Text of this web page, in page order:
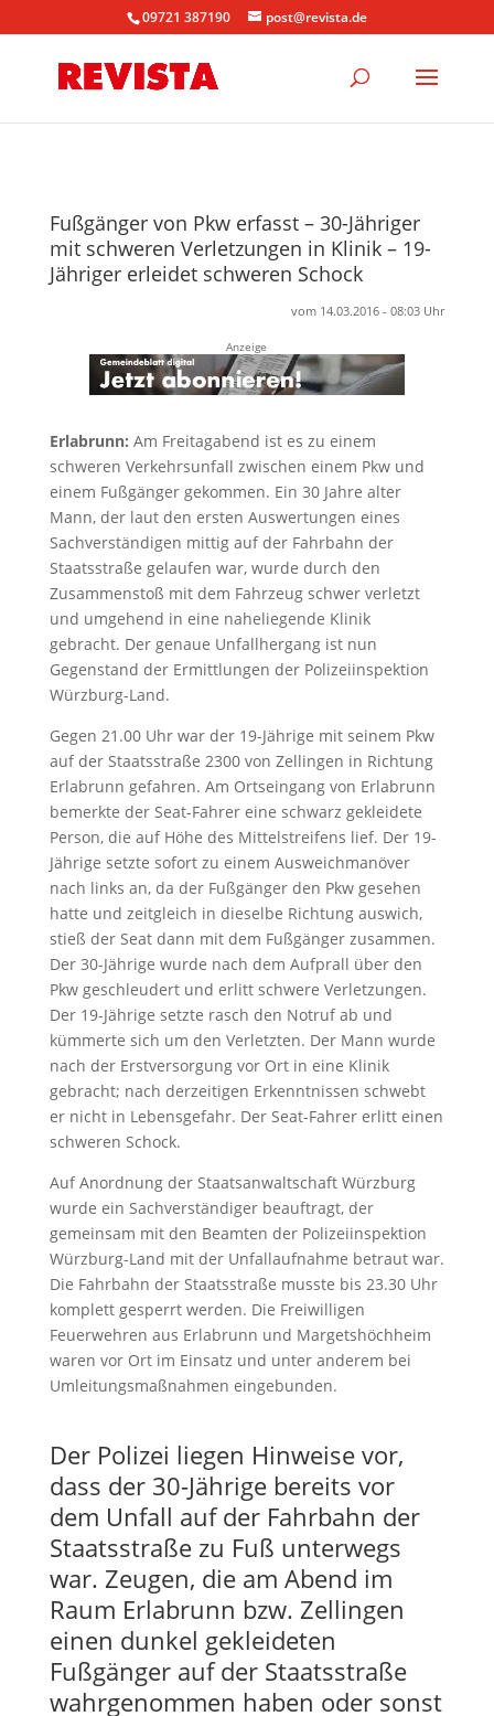
09721 387190 post@revista.de
Fußgänger von Pkw erfasst – 30-Jähriger
mit schweren Verletzungen in Klinik – 19-
Jähriger erleidet schweren Schock
vom 14.03.2016 - 08:03 Uhr
Anzeige
Erlabrunn: Am Freitagabend ist es zu einem
schweren Verkehrsunfall zwischen einem Pkw und
einem Fußgänger gekommen. Ein 30 Jahre alter
Mann, der laut den ersten Auswertungen eines
Sachverständigen mittig auf der Fahrbahn der
Staatsstraße gelaufen war, wurde durch den
Zusammenstoß mit dem Fahrzeug schwer verletzt
und umgehend in eine naheliegende Klinik
gebracht. Der genaue Unfallhergang ist nun
Gegenstand der Ermittlungen der Polizeiinspektion
Würzburg-Land.
Gegen 21.00 Uhr war der 19-Jährige mit seinem Pkw
auf der Staatsstraße 2300 von Zellingen in Richtung
Erlabrunn gefahren. Am Ortseingang von Erlabrunn
bemerkte der Seat-Fahrer eine schwarz gekleidete
Person, die auf Höhe des Mittelstreifens lief. Der 19-
Jährige setzte sofort zu einem Ausweichmanöver
nach links an, da der Fußgänger den Pkw gesehen
hatte und zeitgleich in dieselbe Richtung auswich,
stieß der Seat dann mit dem Fußgänger zusammen.
Der 30-Jährige wurde nach dem Aufprall über den
Pkw geschleudert und erlitt schwere Verletzungen.
Der 19-Jährige setzte rasch den Notruf ab und
kümmerte sich um den Verletzten. Der Mann wurde
nach der Erstversorgung vor Ort in eine Klinik
gebracht; nach derzeitigen Erkenntnissen schwebt
er nicht in Lebensgefahr. Der Seat-Fahrer erlitt einen
schweren Schock.
Auf Anordnung der Staatsanwaltschaft Würzburg
wurde ein Sachverständiger beauftragt, der
gemeinsam mit den Beamten der Polizeiinspektion
Würzburg-Land mit der Unfallaufnahme betraut war.
Die Fahrbahn der Staatsstraße musste bis 23.30 Uhr
komplett gesperrt werden. Die Freiwilligen
Feuerwehren aus Erlabrunn und Margetshöchheim
waren vor Ort im Einsatz und unter anderem bei
Umleitungsmaßnahmen eingebunden.
Der Polizei liegen Hinweise vor,
dass der 30-Jährige bereits vor
dem Unfall auf der Fahrbahn der
Staatsstraße zu Fuß unterwegs
war. Zeugen, die am Abend im
Raum Erlabrunn bzw. Zellingen
einen dunkel gekleideten
Fußgänger auf der Staatsstraße
wahrgenommen haben oder sonst